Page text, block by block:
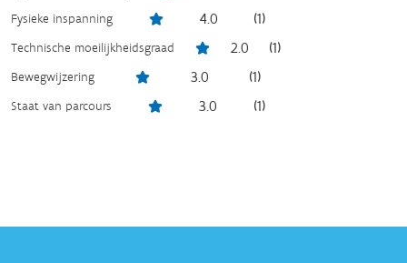
Fysieke inspanning 4.0 (1)
Technische moeilijkheidsgraad 2.0 (1)
Bewegwijzering 3.0 (1)
Staat van parcours 3.0 (1)